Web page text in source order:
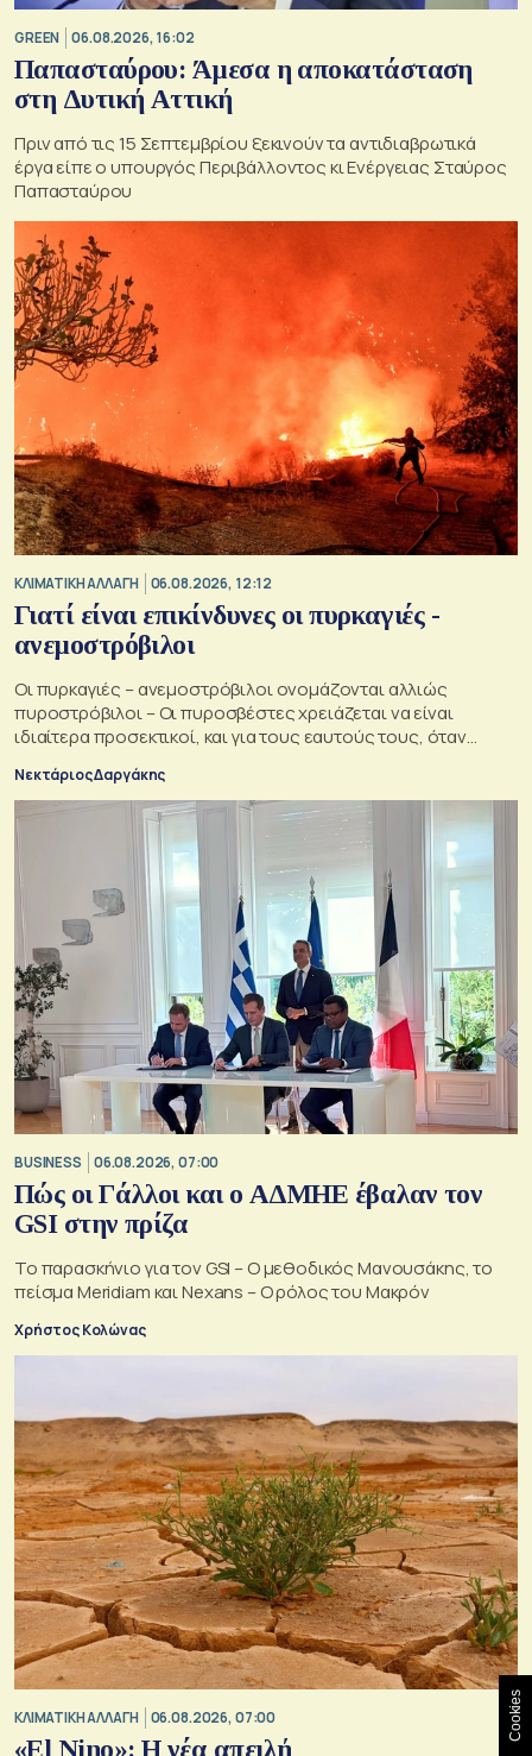
GREEN 06.08.2026, 16:02
Παπασταύρου: Άμεσα η αποκατάσταση
στη Δυτική Αττική
Πριν από τις 15 Σεπτεμβρίου ξεκινούν τα αντιδιαβρωτικά
έργα είπε ο υπουργός Περιβάλλοντος κι Ενέργειας Σταύρος
Παπασταύρου
ΚΛΙΜΑΤΙΚΗ ΑΛΛΑΓΗ 06.08.2026, 12:12
Γιατί είναι επικίνδυνες οι πυρκαγιές -
ανεμοστρόβιλοι
Οι πυρκαγιές – ανεμοστρόβιλοι ονομάζονται αλλιώς
πυροστρόβιλοι – Οι πυροσβέστες χρειάζεται να είναι
ιδιαίτερα προσεκτικοί, και για τους εαυτούς τους, όταν
Νεκτάριος Δαργάκης
BUSINESS 06.08.2026, 07:00
Πώς οι Γάλλοι και ο ΑΔΜΗΕ έβαλαν τον
GSI στην πρίζα
Το παρασκήνιο για τον GSI – Ο μεθοδικός Μανουσάκης, το
πείσμα Meridiam και Nexans – Ο ρόλος του Μακρόν
Χρήστος Κολώνας
ΚΛΙΜΑΤΙΚΗ ΑΛΛΑΓΗ 06.08.2026, 07:00
«El Nino»: Η νέα απειλή
Cookies